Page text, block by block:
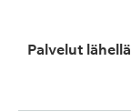
Palvelut lähellä